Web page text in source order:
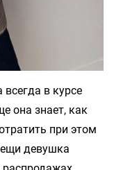
в курсе
она знает, как
при этом
девушка